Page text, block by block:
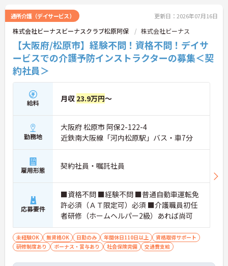
通所介護（デイサービス） 更新日：2026年07月16日
株式会社ビーナスビーナスクラブ松原阿保 株式会社ビーナス
【大阪府/松原市】経験不問！資格不問！デイサ
ービスでの介護予防インストラクターの募集＜契
約社員＞
給料 月収 23.9万円～
勤務地
大阪府 松原市 阿保2-122-4
近鉄南大阪線「河内松原駅」バス・車7分
雇用形態 契約社員・嘱託社員
応募要件
■資格不問 ■経験不問 ■普通自動車運転免
許必須（ＡＴ限定可）必須 ■介護職員初任
者研修（ホームヘルパー2級）あれば尚可
未経験OK 無資格OK 日勤のみ 年間休日110日以上
資格取得サポート
研修制度あり
ボーナス・賞与あり 社会保険完備 交通費支給